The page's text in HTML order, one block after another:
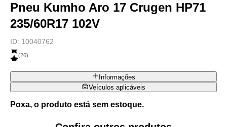
Pneu Kumho Aro 17 Crugen HP71
235/60R17 102V
ID: 10040762
(26)
Informações
Veículos aplicáveis
Poxa, o produto está sem estoque.